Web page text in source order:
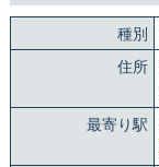
種別
住所
最寄り駅